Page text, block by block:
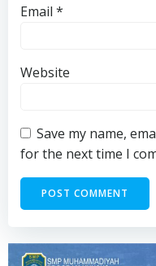
Email *
Website
Save my name,
for the next time I